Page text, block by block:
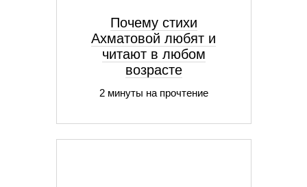
Почему стихи
Ахматовой любят и
читают в любом
возрасте
2 минуты на прочтение